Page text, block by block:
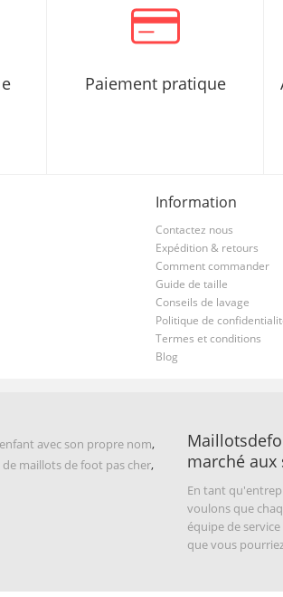
Paiement pratique
Information
Contactez nous
Expédition & retours
Comment commander
Guide de taille
Conseils de lavage
Politique de
Termes et conditions
Blog
avec son propre nom,
de maillots de foot pas cher,
marché
En tant
voulons que
équipe de
que vous